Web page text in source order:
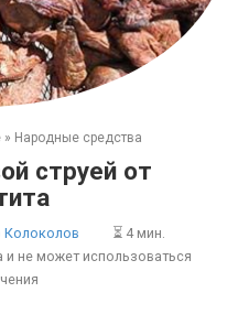
» Народные средства
струей от
Колоколов
⏳ 4 мин.
не может использоваться